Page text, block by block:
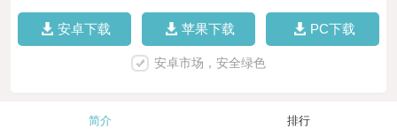
安卓下载 苹果下载 PC下载
安卓市场，安全绿色
简介 排行